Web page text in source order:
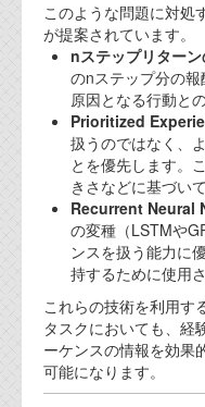
このような問題に対処
が提案されています。
nステップリターン
のnステップ分の
原因となる行動と
Prioritized
扱うのではなく、
とを優先します。
きさなどに基づい
Recurrent Neural
の変種（LSTMや
ンスを扱う能力に
持するために使用
これらの技術を利用す
タスクにおいても、経
ーケンスの情報を効果
可能になります。